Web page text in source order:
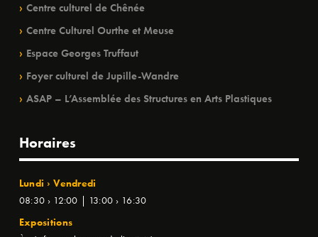
Centre culturel de Chênée
Centre Culturel Ourthe et Meuse
Espace Georges Truffaut
Foyer culturel de Jupille-Wandre
ASAP – L’Assemblée des Structures en Arts Plastiques
Horaires
Lundi › Vendredi
08:30 › 12:00 | 13:00 › 16:30
Expositions